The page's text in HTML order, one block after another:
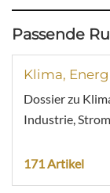
Passende
Klima,
Dossier zu
Industrie,
171 Artikel